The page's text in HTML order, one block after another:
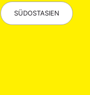
(12) Bericht
SÜDOSTASIEN